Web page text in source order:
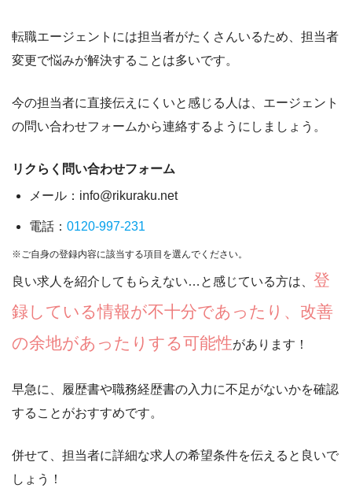
転職エージェントには担当者がたくさんいるため、担当者
変更で悩みが解決することは多いです。
今の担当者に直接伝えにくいと感じる人は、エージェント
の問い合わせフォームから連絡するようにしましょう。
リクらく問い合わせフォーム
メール：info@rikuraku.net
電話：0120-997-231
※ご自身の登録内容に該当する項目を選んでください。
良い求人を紹介してもらえない…と感じている方は、 登
録している情報が不十分であったり、改善
の余地があったりする可能性があります！
早急に、
履歴書や職務経歴書の入力に不足がないかを確認
することがおすすめです。
併せて、 担当者に詳細な求人の希望条件を伝える と良いで
しょう！